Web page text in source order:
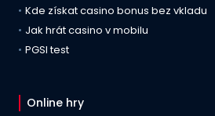
Kde získat casino bonus bez vkladu
Jak hrát casino v mobilu
PGSI test
Online hry